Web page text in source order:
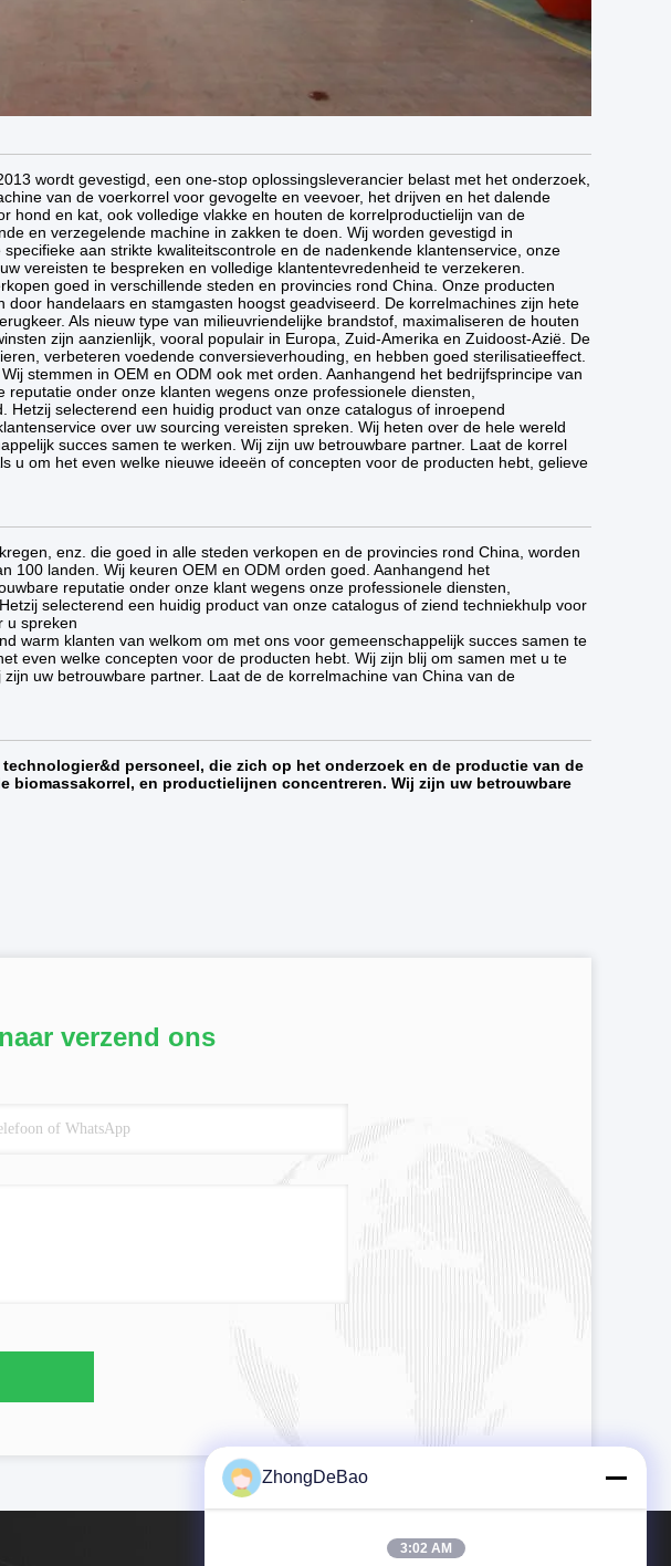
wordt gevestigd, een one-stop oplossingsleverancier belast met het onderzoek,
van de voerkorrel voor gevogelte en veevoer, het drijven en het dalende
hond en kat, ook volledige vlakke en houten de korrelproductielijn van de
en verzegelende machine in zakken te doen. Wij worden gevestigd in
aan strikte kwaliteitscontrole en de nadenkende klantenservice, onze
vereisten te bespreken en volledige klantentevredenheid te verzekeren.
goed in verschillende steden en provincies rond China. Onze producten
handelaars en stamgasten hoogst geadviseerd. De korrelmachines zijn hete
Als nieuw type van milieuvriendelijke brandstof, maximaliseren de houten
zijn aanzienlijk, vooral populair in Europa, Zuid-Amerika en Zuidoost-Azië. De
verbeteren voedende conversieverhouding, en hebben goed sterilisatieeffect.
stemmen in OEM en ODM ook met orden. Aanhangend het bedrijfsprincipe van
onder onze klanten wegens onze professionele diensten,
Hetzij selecterend een huidig product van onze catalogus of inroepend
over uw sourcing vereisten spreken. Wij heten over de hele wereld
succes samen te werken. Wij zijn uw betrouwbare partner. Laat de korrel
u om het even welke nieuwe ideeën of concepten voor de producten hebt, gelieve
enz. die goed in alle steden verkopen en de provincies rond China, worden
100 landen. Wij keuren OEM en ODM orden goed. Aanhangend het
reputatie onder onze klant wegens onze professionele diensten,
selecterend een huidig product van onze catalogus of ziend techniekhulp voor
u spreken
warm klanten van welkom om met ons voor gemeenschappelijk succes samen te
even welke concepten voor de producten hebt. Wij zijn blij om samen met u te
uw betrouwbare partner. Laat de de korrelmachine van China van de
personeel, die zich op het onderzoek en de productie van de
biomassakorrel, en productielijnen concentreren. Wij zijn uw betrouwbare
verzend ons
ZhongDeBao
3:02 AM